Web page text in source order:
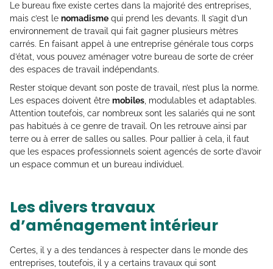
Le bureau fixe existe certes dans la majorité des entreprises,
mais c’est le nomadisme qui prend les devants. Il s’agit d’un
environnement de travail qui fait gagner plusieurs mètres
carrés. En faisant appel à une entreprise générale tous corps
d’état, vous pouvez aménager votre bureau de sorte de créer
des espaces de travail indépendants.
Rester stoïque devant son poste de travail, n’est plus la norme.
Les espaces doivent être mobiles, modulables et adaptables.
Attention toutefois, car nombreux sont les salariés qui ne sont
pas habitués à ce genre de travail. On les retrouve ainsi par
terre ou à errer de salles ou salles. Pour pallier à cela, il faut
que les espaces professionnels soient agencés de sorte d’avoir
un espace commun et un bureau individuel.
Les divers travaux
d’aménagement intérieur
Certes, il y a des tendances à respecter dans le monde des
entreprises, toutefois, il y a certains travaux qui sont